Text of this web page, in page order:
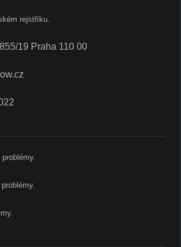
rejstříku.
19 Praha 110 00
problémy.